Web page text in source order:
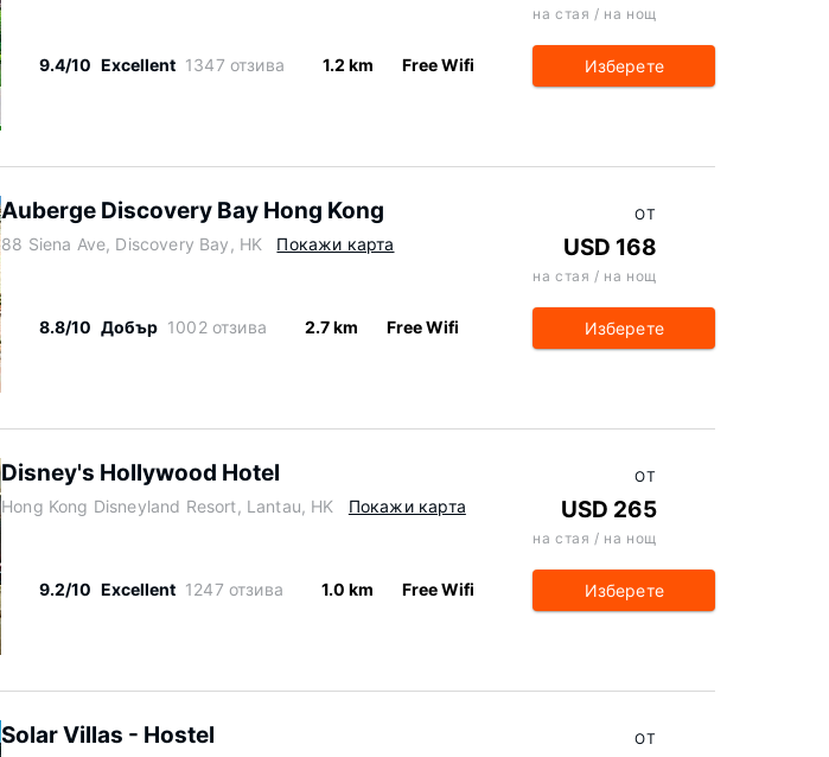
9.4/10 Excellent 1347 отзива 1.2 km Free Wifi
на стая / на нощ
Изберете
Auberge Discovery Bay Hong Kong
88 Siena Ave, Discovery Bay, HK Покажи карта
8.8/10 Добър 1002 отзива 2.7 km Free Wifi
ОТ
USD 168
на стая / на нощ
Изберете
Disney's Hollywood Hotel
Hong Kong Disneyland Resort, Lantau, HK Покажи карта
9.2/10 Excellent 1247 отзива 1.0 km Free Wifi
ОТ
USD 265
на стая / на нощ
Изберете
Solar Villas - Hostel ОТ